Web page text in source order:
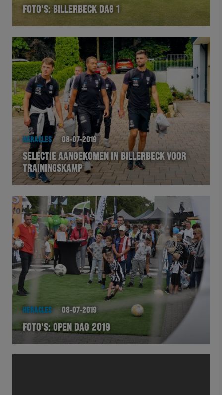
FOTO’S: BILLERBECK DAG 1
HERACLES 08-07-2019
SELECTIE AANGEKOMEN IN BILLERBECK VOOR
TRAININGSKAMP
HERACLES 08-07-2019
FOTO’S: OPEN DAG 2019